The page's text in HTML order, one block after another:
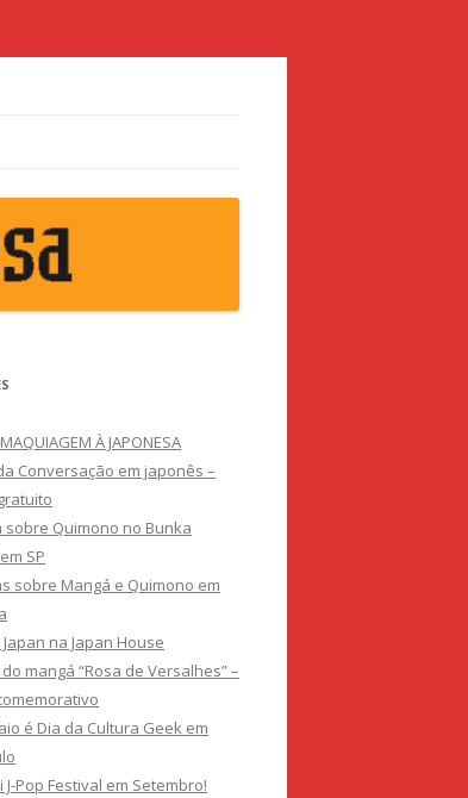
À JAPONESA
Conversação em japonês –
sobre Quimono no Bunka
SP
sobre Mangá e Quimono em
na Japan House
mangá “Rosa de Versalhes” –
é Dia da Cultura Geek em
J-Pop Festival em Setembro!